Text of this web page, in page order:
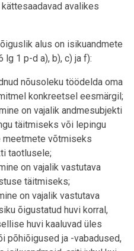
avalikes
alus on isikuandmete
lg 1 p-d a), b), c) ja f):
nõusoleku töödelda oma
konkreetsel eesmärgil;
on vajalik andmesubjekti
täitmiseks või lepingu
võtmiseks
taotlusele;
on vajalik vastutava
täitmiseks;
on vajalik vastutava
õigustatud huvi korral,
huvi kaaluvad üles
põhiõigused ja -vabadused,